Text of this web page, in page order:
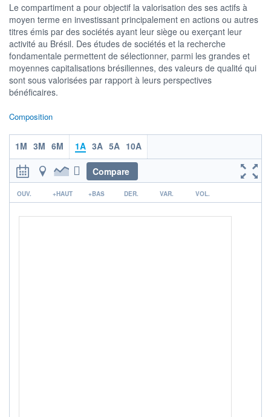
CATÉGORIE MORNINGSTAR
Actions Brésil
FONDS PARTENAIRES
TARIFS PRIVILÉGIÉS 0%
ÉLIGIBILITÉ
PEA PEA-PME BOURSOVIE LUX
BOURSOVIE
CTO BUSINESS
85M / 31.07.26
NOTATION MORNINGSTAR ⁽¹⁾
RISQUE DU FONDS (SRI)
5/7
Le compartiment a pour objectif la valorisation des ses actifs à
moyen terme en investissant principalement en actions ou autres
titres émis par des sociétés ayant leur siège ou exerçant leur
activité au Brésil. Des études de sociétés et la recherche
fondamentale permettent de sélectionner, parmi les grandes et
moyennes capitalisations brésiliennes, des valeurs de qualité qui
sont sous valorisées par rapport à leurs perspectives
bénéficaires.
Composition
1M 3M 6M 1A 3A 5A 10A
Compare
r
OUV. +HAUT +BAS DER. VAR. VOL.